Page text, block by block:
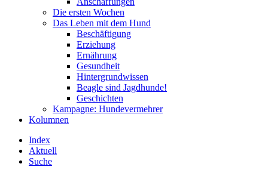
Die ersten Wochen
Das Leben mit dem Hund
Beschäftigung
Erziehung
Ernährung
Gesundheit
Hintergrundwissen
Beagle sind Jagdhunde!
Geschichten
Kampagne: Hundevermehrer
Kolumnen
Index
Aktuell
Suche